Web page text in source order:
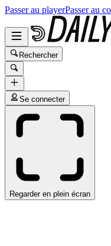
Passer au playerPasser au
Rechercher
Se connecter
Regarder en plein écran